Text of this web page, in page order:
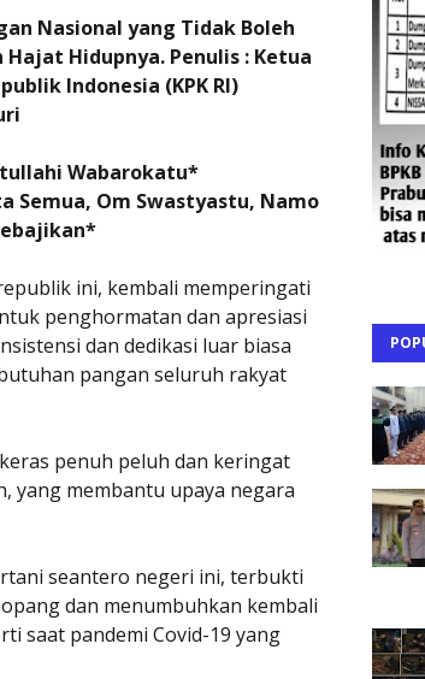
Nasional yang Tidak Boleh
Hidupnya. Penulis : Ketua
Indonesia (KPK RI)
Wabarokatu*
Semua, Om Swastyastu, Namo
ini, kembali memperingati
penghormatan dan apresiasi
dan dedikasi luar biasa
pangan seluruh rakyat
penuh peluh dan keringat
yang membantu upaya negara
seantero negeri ini, terbukti
dan menumbuhkan kembali
saat pandemi Covid-19 yang